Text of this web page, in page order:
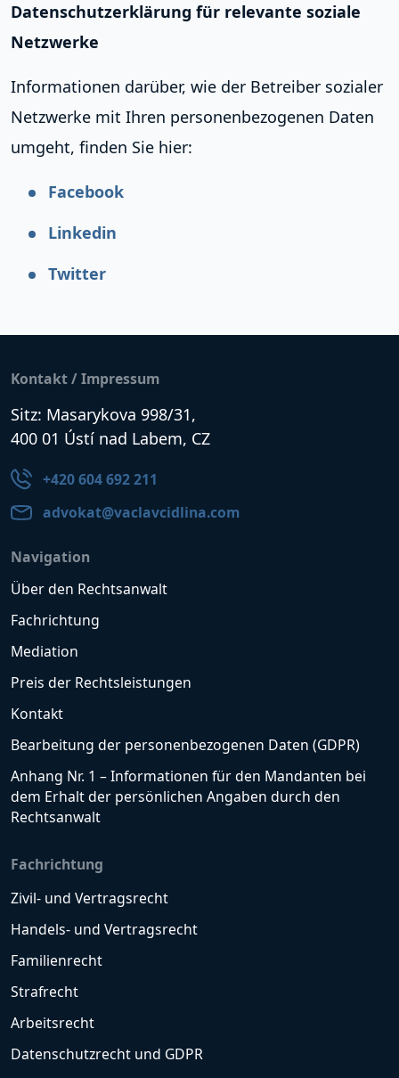
Datenschutzerklärung für relevante soziale
Netzwerke
Informationen darüber, wie der Betreiber sozialer
Netzwerke mit Ihren personenbezogenen Daten
umgeht, finden Sie hier:
Facebook
Linkedin
Twitter
Kontakt / Impressum
Sitz: Masarykova 998/31,
400 01 Ústí nad Labem, CZ
+420 604 692 211
advokat@vaclavcidlina.com
Navigation
Über den Rechtsanwalt
Fachrichtung
Mediation
Preis der Rechtsleistungen
Kontakt
Bearbeitung der personenbezogenen Daten (GDPR)
Anhang Nr. 1 – Informationen für den Mandanten bei
dem Erhalt der persönlichen Angaben durch den
Rechtsanwalt
Fachrichtung
Zivil- und Vertragsrecht
Handels- und Vertragsrecht
Familienrecht
Strafrecht
Arbeitsrecht
Datenschutzrecht und GDPR